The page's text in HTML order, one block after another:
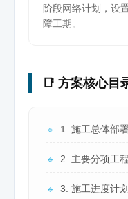
阶段网络计划，设
障工期。
📑 方案核心目
🔹 1. 施工总体部
🔹 2. 主要分项工
🔹 3. 施工进度计